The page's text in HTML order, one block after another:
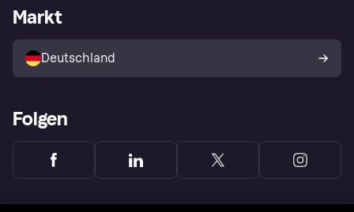
Klarna App
Shops entdecken
Käuferschutzrichtlinie
Dein Widerrufsrecht
Händlerportal
Markt
Deutschland
Folgen